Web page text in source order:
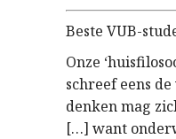
Beste VUB-
Onze
schreef eens
denken mag
[…] want